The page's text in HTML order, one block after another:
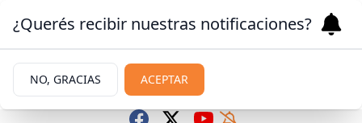
¿Querés recibir nuestras notificaciones?
NO, GRACIAS ACEPTAR